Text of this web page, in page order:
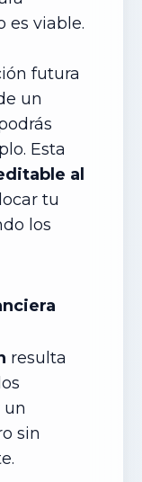
es viable.
futura
un
Esta
al
tu
los
resulta
un
sin